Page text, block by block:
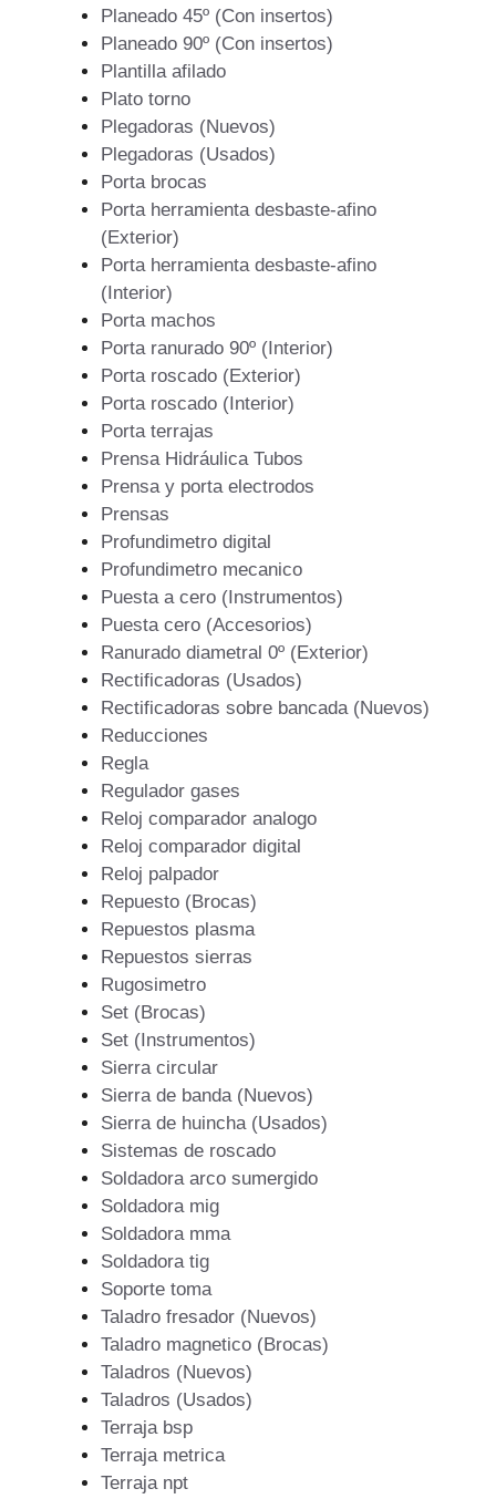
Planeado 45º (Con insertos)
Planeado 90º (Con insertos)
Plantilla afilado
Plato torno
Plegadoras (Nuevos)
Plegadoras (Usados)
Porta brocas
Porta herramienta desbaste-afino
(Exterior)
Porta herramienta desbaste-afino
(Interior)
Porta machos
Porta ranurado 90º (Interior)
Porta roscado (Exterior)
Porta roscado (Interior)
Porta terrajas
Prensa Hidráulica Tubos
Prensa y porta electrodos
Prensas
Profundimetro digital
Profundimetro mecanico
Puesta a cero (Instrumentos)
Puesta cero (Accesorios)
Ranurado diametral 0º (Exterior)
Rectificadoras (Usados)
Rectificadoras sobre bancada (Nuevos)
Reducciones
Regla
Regulador gases
Reloj comparador analogo
Reloj comparador digital
Reloj palpador
Repuesto (Brocas)
Repuestos plasma
Repuestos sierras
Rugosimetro
Set (Brocas)
Set (Instrumentos)
Sierra circular
Sierra de banda (Nuevos)
Sierra de huincha (Usados)
Sistemas de roscado
Soldadora arco sumergido
Soldadora mig
Soldadora mma
Soldadora tig
Soporte toma
Taladro fresador (Nuevos)
Taladro magnetico (Brocas)
Taladros (Nuevos)
Taladros (Usados)
Terraja bsp
Terraja metrica
Terraja npt